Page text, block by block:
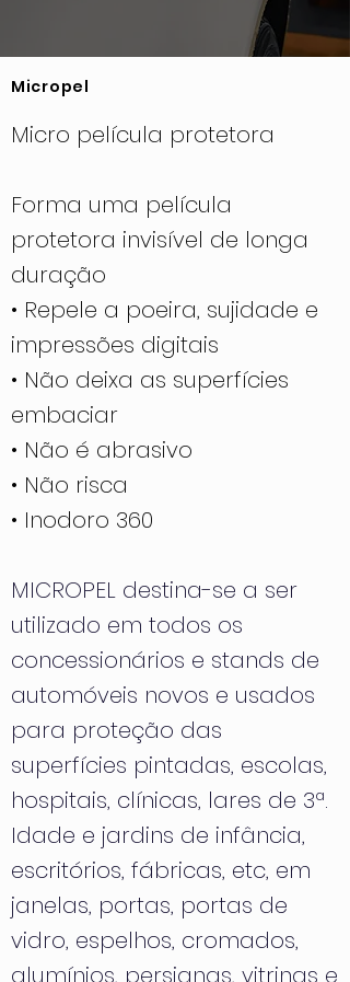
Micropel
Micro película protetora
Forma uma película
protetora invisível de longa
duração
• Repele a poeira, sujidade e
impressões digitais
• Não deixa as superfícies
embaciar
• Não é abrasivo
• Não risca
• Inodoro 360
MICROPEL destina-se a ser
utilizado em todos os
concessionários e stands de
automóveis novos e usados
para proteção das
superfícies pintadas, escolas,
hospitais, clínicas, lares de 3ª.
Idade e jardins de infância,
escritórios, fábricas, etc, em
janelas, portas, portas de
vidro, espelhos, cromados,
alumínios, persianas, vitrinas e